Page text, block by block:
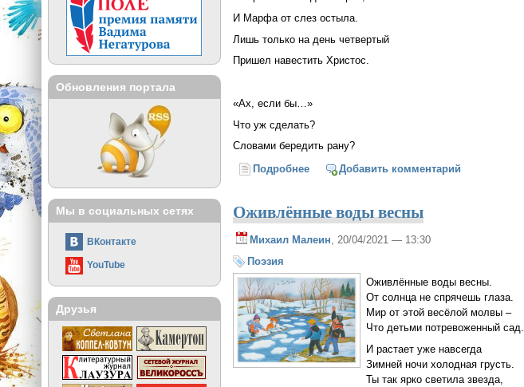
И Марфа от слез остыла.
Лишь только на день четвертый
Пришел навестить Христос.
«Ах, если бы…»
Что уж сделать?
Словами бередить рану?
Подробнеео А Лазарь все-таки умер
Добавить комментарий
Оживлённые воды весны
Михаил Малеин , 20/04/2021 — 13:30
Поэзия
Оживлённые воды весны.
От солнца не спрячешь глаза.
Мир от этой весёлой молвы –
Что детьми потревоженный сад.
И растает уже навсегда
Зимней ночи холодная грусть.
Ты так ярко светила звезда,
Обновления портала
Мы в социальных сетях
ВКонтакте
YouTube
Друзья